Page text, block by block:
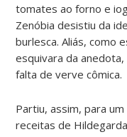
tomates ao forno e
Zenóbia desistiu da
burlesca. Aliás, como
esquivara da
falta de verve cômica.
Partiu, assim, para
receitas de